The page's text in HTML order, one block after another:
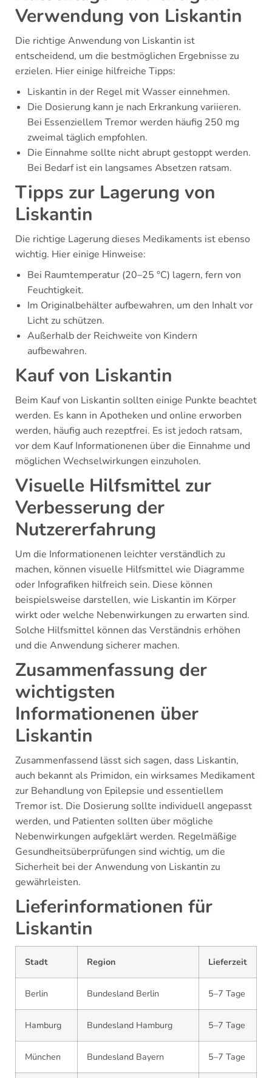
Verwendung von Liskantin
Die richtige Anwendung von Liskantin ist
entscheidend, um die bestmöglichen Ergebnisse zu
erzielen. Hier einige hilfreiche Tipps:
Liskantin in der Regel mit Wasser einnehmen.
Die Dosierung kann je nach Erkrankung variieren.
Bei Essenziellem Tremor werden häufig 250 mg
zweimal täglich empfohlen.
Die Einnahme sollte nicht abrupt gestoppt werden.
Bei Bedarf ist ein langsames Absetzen ratsam.
Tipps zur Lagerung von
Liskantin
Die richtige Lagerung dieses Medikaments ist ebenso
wichtig. Hier einige Hinweise:
Bei Raumtemperatur (20–25 °C) lagern, fern von
Feuchtigkeit.
Im Originalbehälter aufbewahren, um den Inhalt vor
Licht zu schützen.
Außerhalb der Reichweite von Kindern
aufbewahren.
Kauf von Liskantin
Beim Kauf von Liskantin sollten einige Punkte beachtet
werden. Es kann in Apotheken und online erworben
werden, häufig auch rezeptfrei. Es ist jedoch ratsam,
vor dem Kauf Informationenen über die Einnahme und
möglichen Wechselwirkungen einzuholen.
Visuelle Hilfsmittel zur
Verbesserung der
Nutzererfahrung
Um die Informationenen leichter verständlich zu
machen, können visuelle Hilfsmittel wie Diagramme
oder Infografiken hilfreich sein. Diese können
beispielsweise darstellen, wie Liskantin im Körper
wirkt oder welche Nebenwirkungen zu erwarten sind.
Solche Hilfsmittel können das Verständnis erhöhen
und die Anwendung sicherer machen.
Zusammenfassung der
wichtigsten
Informationenen über
Liskantin
Zusammenfassend lässt sich sagen, dass Liskantin,
auch bekannt als Primidon, ein wirksames Medikament
zur Behandlung von Epilepsie und essentiellem
Tremor ist. Die Dosierung sollte individuell angepasst
werden, und Patienten sollten über mögliche
Nebenwirkungen aufgeklärt werden. Regelmäßige
Gesundheitsüberprüfungen sind wichtig, um die
Sicherheit bei der Anwendung von Liskantin zu
gewährleisten.
Lieferinformationen für
Liskantin
Stadt Region Lieferzeit
Berlin Bundesland Berlin 5–7 Tage
Hamburg Bundesland Hamburg 5–7 Tage
München Bundesland Bayern 5–7 Tage